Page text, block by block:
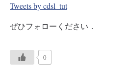
Tweets by cdsl_tut
ぜひフォローください．
0